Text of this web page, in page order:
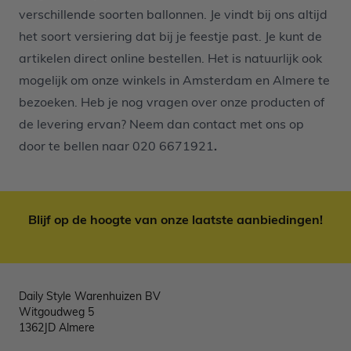
verschillende soorten ballonnen. Je vindt bij ons altijd
het soort versiering dat bij je feestje past. Je kunt de
artikelen direct online bestellen. Het is natuurlijk ook
mogelijk om onze winkels in Amsterdam en Almere te
bezoeken. Heb je nog vragen over onze producten of
de levering ervan? Neem dan contact met ons op
door te bellen naar 020 6671921.
Blijf op de hoogte van onze laatste aanbiedingen!
Daily Style Warenhuizen BV
Witgoudweg 5
1362JD Almere